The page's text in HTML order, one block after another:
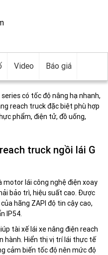
Video Báo giá
có tốc độ nâng hạ nhanh,
reach truck đặc biệt phù hợp
phẩm, điện tử, đồ uống,
truck ngồi lái G
lái công nghệ điện xoay
bảo trì, hiệu suất cao. Được
hãng ZAPI độ tin cậy cao,
IP54.
tài xế lái xe nâng điện reach
hành. Hiển thị vị trí lái thực tế
cảm biến tốc độ nên mức độ